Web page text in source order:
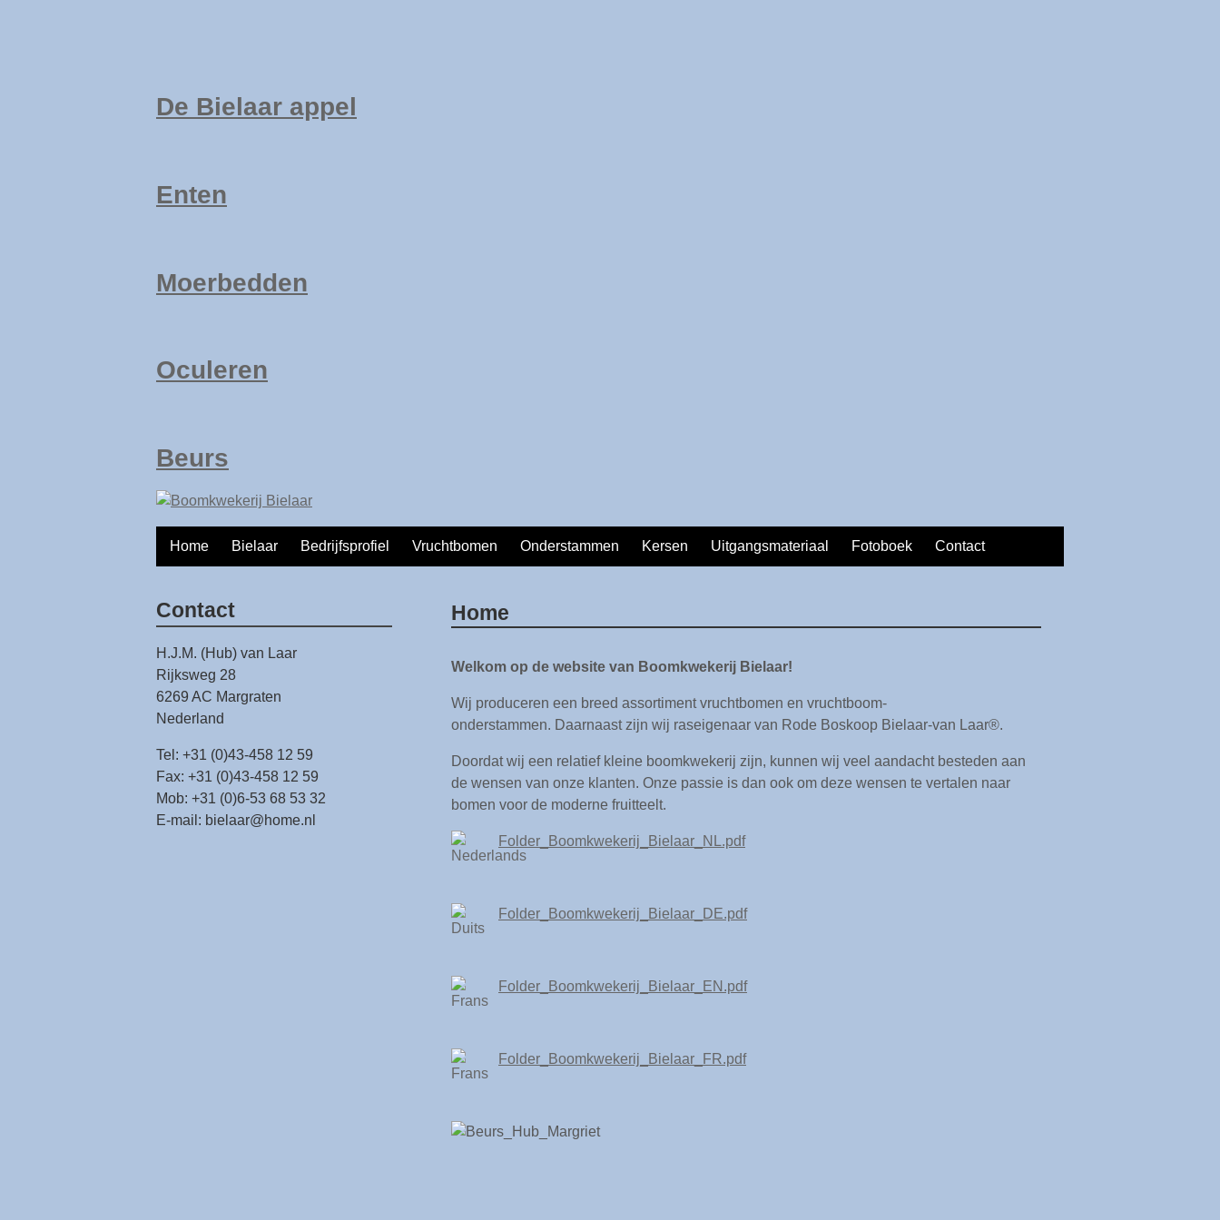
De Bielaar appel
Enten
Moerbedden
Oculeren
Beurs
Home Bielaar Bedrijfsprofiel Vruchtbomen Onderstammen Kersen Uitgangsmateriaal Fotoboek Contact
Home
Welkom op de website van Boomkwekerij Bielaar!
Wij produceren een breed assortiment vruchtbomen en vruchtboom-
onderstammen. Daarnaast zijn wij raseigenaar van Rode Boskoop Bielaar-van Laar®.
Doordat wij een relatief kleine boomkwekerij zijn, kunnen wij veel aandacht besteden aan
de wensen van onze klanten. Onze passie is dan ook om deze wensen te vertalen naar
bomen voor de moderne fruitteelt.
Folder_Boomkwekerij_Bielaar_NL.pdf
Folder_Boomkwekerij_Bielaar_DE.pdf
Folder_Boomkwekerij_Bielaar_EN.pdf
Folder_Boomkwekerij_Bielaar_FR.pdf
Contact
H.J.M. (Hub) van Laar
Rijksweg 28
6269 AC Margraten
Nederland
Tel: +31 (0)43-458 12 59
Fax: +31 (0)43-458 12 59
Mob: +31 (0)6-53 68 53 32
E-mail: bielaar@home.nl